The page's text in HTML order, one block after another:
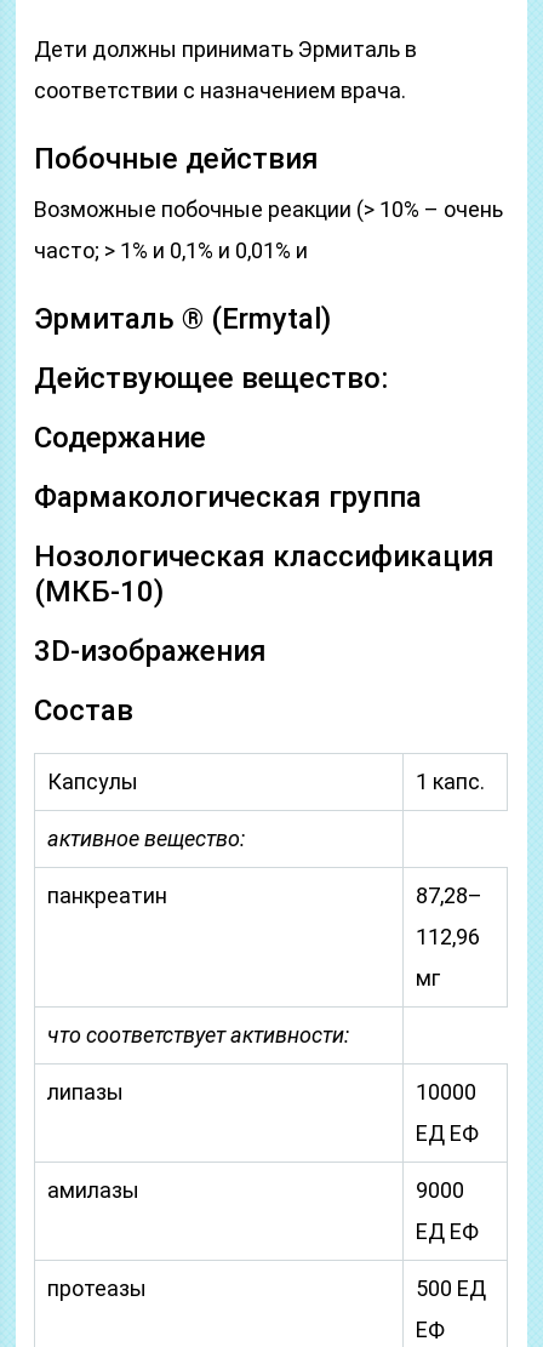
Дети должны принимать Эрмиталь в
соответствии с назначением врача.
Побочные действия
Возможные побочные реакции (> 10% – очень
часто; > 1% и 0,1% и 0,01% и
Эрмиталь ® (Ermytal)
Действующее вещество:
Содержание
Фармакологическая группа
Нозологическая классификация
(МКБ-10)
3D-изображения
Состав
Капсулы 1 капс.
активное вещество:
панкреатин
87,28–
112,96
мг
что соответствует активности:
липазы
10000
ЕД ЕФ
амилазы
9000
ЕД ЕФ
протеазы
500 ЕД
ЕФ